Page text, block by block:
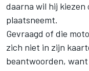
daarna wil hij
plaatsneemt.
Gevraagd of die
zich niet in zijn
beantwoorden,